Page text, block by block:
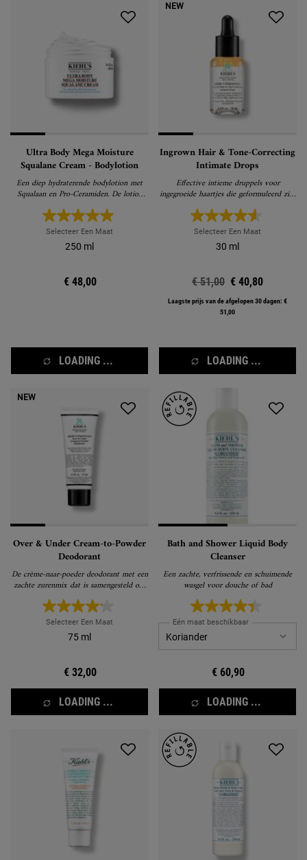
Ultra Body Mega Moisture
Squalane Cream - Bodylotion
Een diep hydraterende bodylotion met
Squalaan en Pro-Ceramiden. De lotion
trekt gemakkelijk in de huid en zorgt
voor ultieme, langdurige hydratatie.
Selecteer Een Maat
250 ml
€ 48,00
LOADING ...
NEW
Ingrown Hair & Tone-Correcting
Intimate Drops
Effective intieme druppels voor
ingegroeide haartjes die geformuleerd zijn
met een zachte AHA mix die helpt de
zichtbaarheid van ingegroeide haartjes te
vervagen en dit met minimale irritatie.
Selecteer Een Maat
30 ml
Oude prijs
€ 51,00 Nieuwe prijs
€ 40,80
Laagste prijs van de afgelopen 30 dagen: €
51,00
LOADING ...
NEW
Over & Under Cream-to-Powder
Deodorant
De crème-naar-poeder deodorant met een
zachte zurenmix dat is samengesteld om
geur gedurende 96 uur onder controle te
houden en dit terwijl ongemakken door
wrijving geminimaliseerd worden.
Selecteer Een Maat
75 ml
€ 32,00
LOADING ...
Bath and Shower Liquid Body
Cleanser
Een zachte, verfrissende en schuimende
wasgel voor douche of bad
Eén maat beschikbaar
€ 60,90
LOADING ...